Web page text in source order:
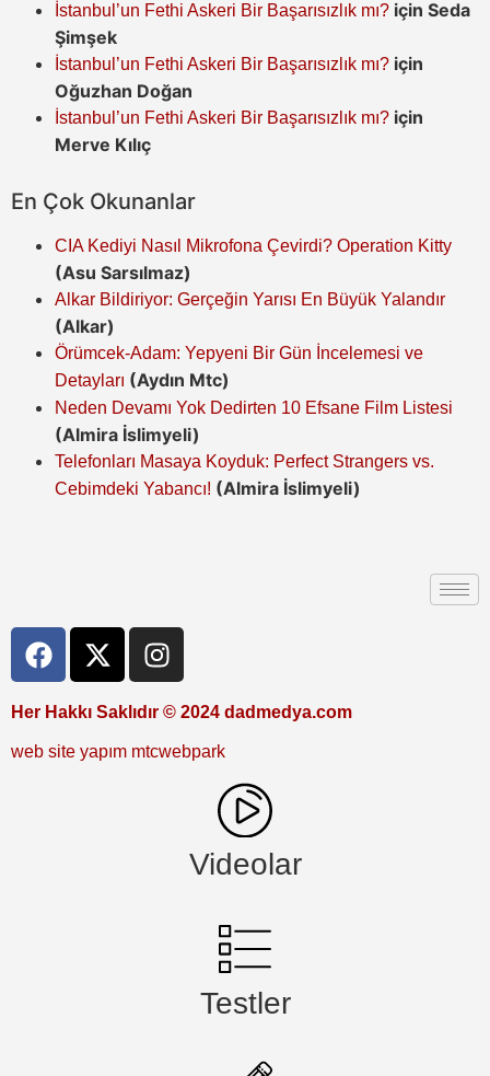
İstanbul’un Fethi Askeri Bir Başarısızlık mı? için Seda
Şimşek
İstanbul’un Fethi Askeri Bir Başarısızlık mı? için
Oğuzhan Doğan
İstanbul’un Fethi Askeri Bir Başarısızlık mı? için
Merve Kılıç
En Çok Okunanlar
CIA Kediyi Nasıl Mikrofona Çevirdi? Operation Kitty
(Asu Sarsılmaz)
Alkar Bildiriyor: Gerçeğin Yarısı En Büyük Yalandır
(Alkar)
Örümcek-Adam: Yepyeni Bir Gün İncelemesi ve
Detayları (Aydın Mtc)
Neden Devamı Yok Dedirten 10 Efsane Film Listesi
(Almira İslimyeli)
Telefonları Masaya Koyduk: Perfect Strangers vs.
Cebimdeki Yabancı! (Almira İslimyeli)
Her Hakkı Saklıdır © 2024 dadmedya.com
web site yapım mtcwebpark
Videolar
Testler